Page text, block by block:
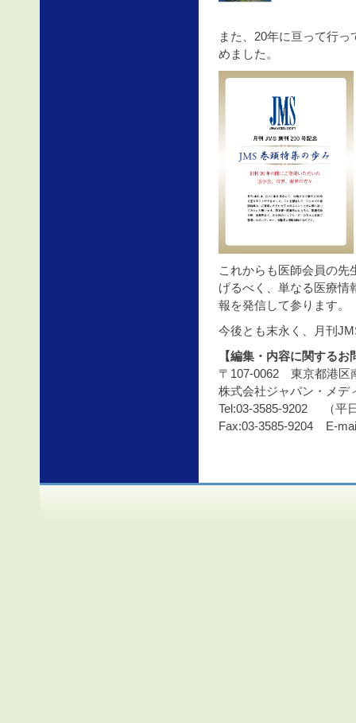
また、20年に亘って行
めました。
これからも医師会員の先
げるべく、単なる医療情
報を発信して参ります。
今後とも末永く、月刊
【編集・内容に関するお
〒107-0062 東京都港区
株式会社ジャパン・メデ
Tel:03-3585-9202 （平
Fax:03-3585-9204 E-